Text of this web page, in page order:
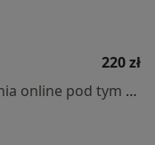
220 zł
Specjalista nie oferuje umawiania online pod tym adresem.